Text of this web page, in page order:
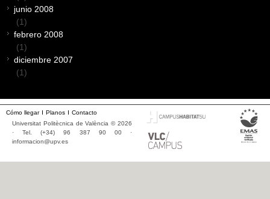
junio 2008
(1)
febrero 2008
(1)
diciembre 2007
(1)
Cómo llegar Planos
Contacto
Universitat Politècnica de València © 2026
· Tel. (+34) 96 387 90 00 ·
informacion@upv.es